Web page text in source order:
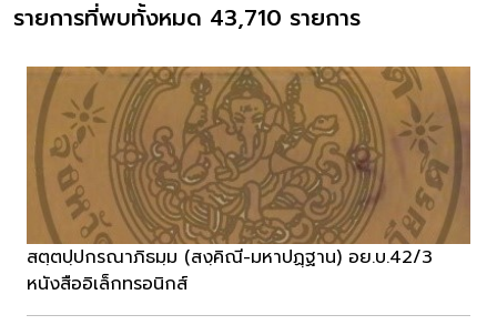
รายการที่พบทั้งหมด 43,710 รายการ
สตฺตปฺปกรณาภิธมฺม (สงฺคิณี-มหาปฏฺฐาน) อย.บ.42/3
หนังสืออิเล็กทรอนิกส์